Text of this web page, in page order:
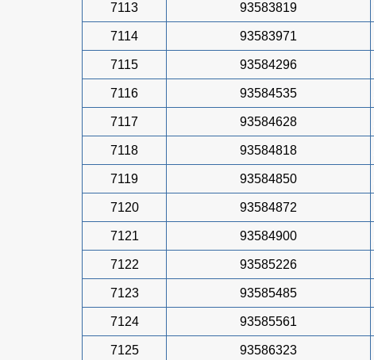
7113 93583819
7114 93583971
7115 93584296
7116 93584535
7117 93584628
7118 93584818
7119 93584850
7120 93584872
7121 93584900
7122 93585226
7123 93585485
7124 93585561
7125 93586323